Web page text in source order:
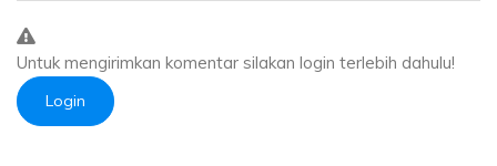
Untuk mengirimkan komentar silakan login terlebih dahulu!
Login